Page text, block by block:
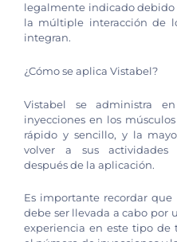
legalmente indicado
la múltiple interacción de
integran.
¿Cómo se aplica Vistabel?
Vistabel se administra
inyecciones en los
rápido y sencillo, y la
volver a sus actividades
después de la aplicación.
Es importante recordar
debe ser llevada a cabo por
experiencia en este tipo de